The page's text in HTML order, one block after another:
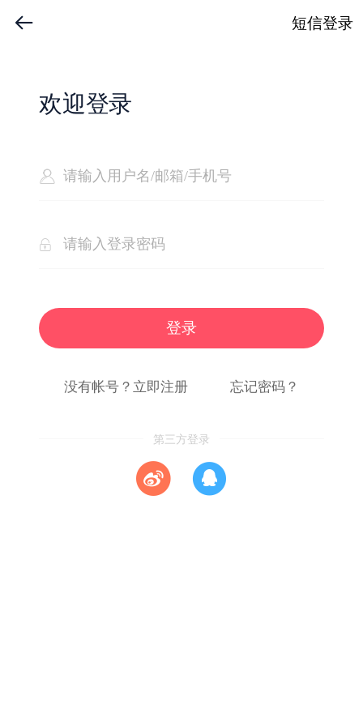
短信登录
欢迎登录
登录
没有帐号？立即注册 忘记密码？
第三方登录